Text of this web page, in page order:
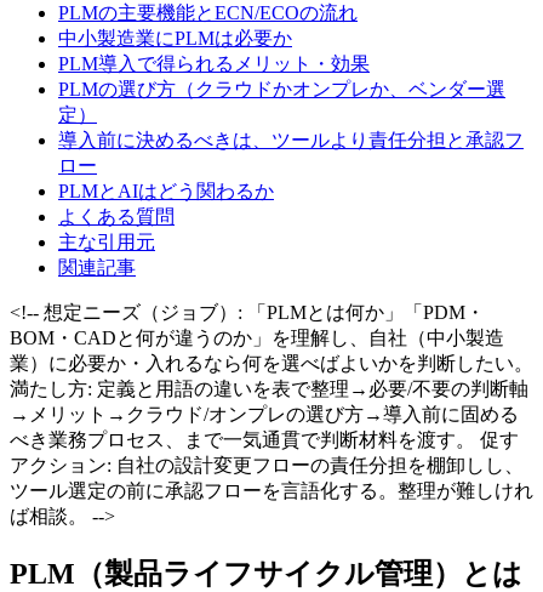
PLMの主要機能とECN/ECOの流れ
中小製造業にPLMは必要か
PLM導入で得られるメリット・効果
PLMの選び方（クラウドかオンプレか、ベンダー選
定）
導入前に決めるべきは、ツールより責任分担と承認フ
ロー
PLMとAIはどう関わるか
よくある質問
主な引用元
関連記事
<!-- 想定ニーズ（ジョブ）: 「PLMとは何か」「PDM・
BOM・CADと何が違うのか」を理解し、自社（中小製造
業）に必要か・入れるなら何を選べばよいかを判断したい。
満たし方: 定義と用語の違いを表で整理→必要/不要の判断軸
→メリット→クラウド/オンプレの選び方→導入前に固める
べき業務プロセス、まで一気通貫で判断材料を渡す。 促す
アクション: 自社の設計変更フローの責任分担を棚卸しし、
ツール選定の前に承認フローを言語化する。整理が難しけれ
ば相談。 -->
PLM（製品ライフサイクル管理）とは